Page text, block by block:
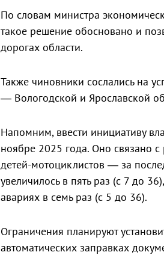
По словам министра
такое решение обосновано и
дорогах области.
Также чиновники сослались на
— Вологодской и Ярославской
Напомним, ввести инициативу
ноябре 2025 года. Оно связано
детей-мотоциклистов — за
увеличилось в пять раз (с 7 до
авариях в семь раз (с 5 до 36).
Ограничения планируют
автоматических заправках